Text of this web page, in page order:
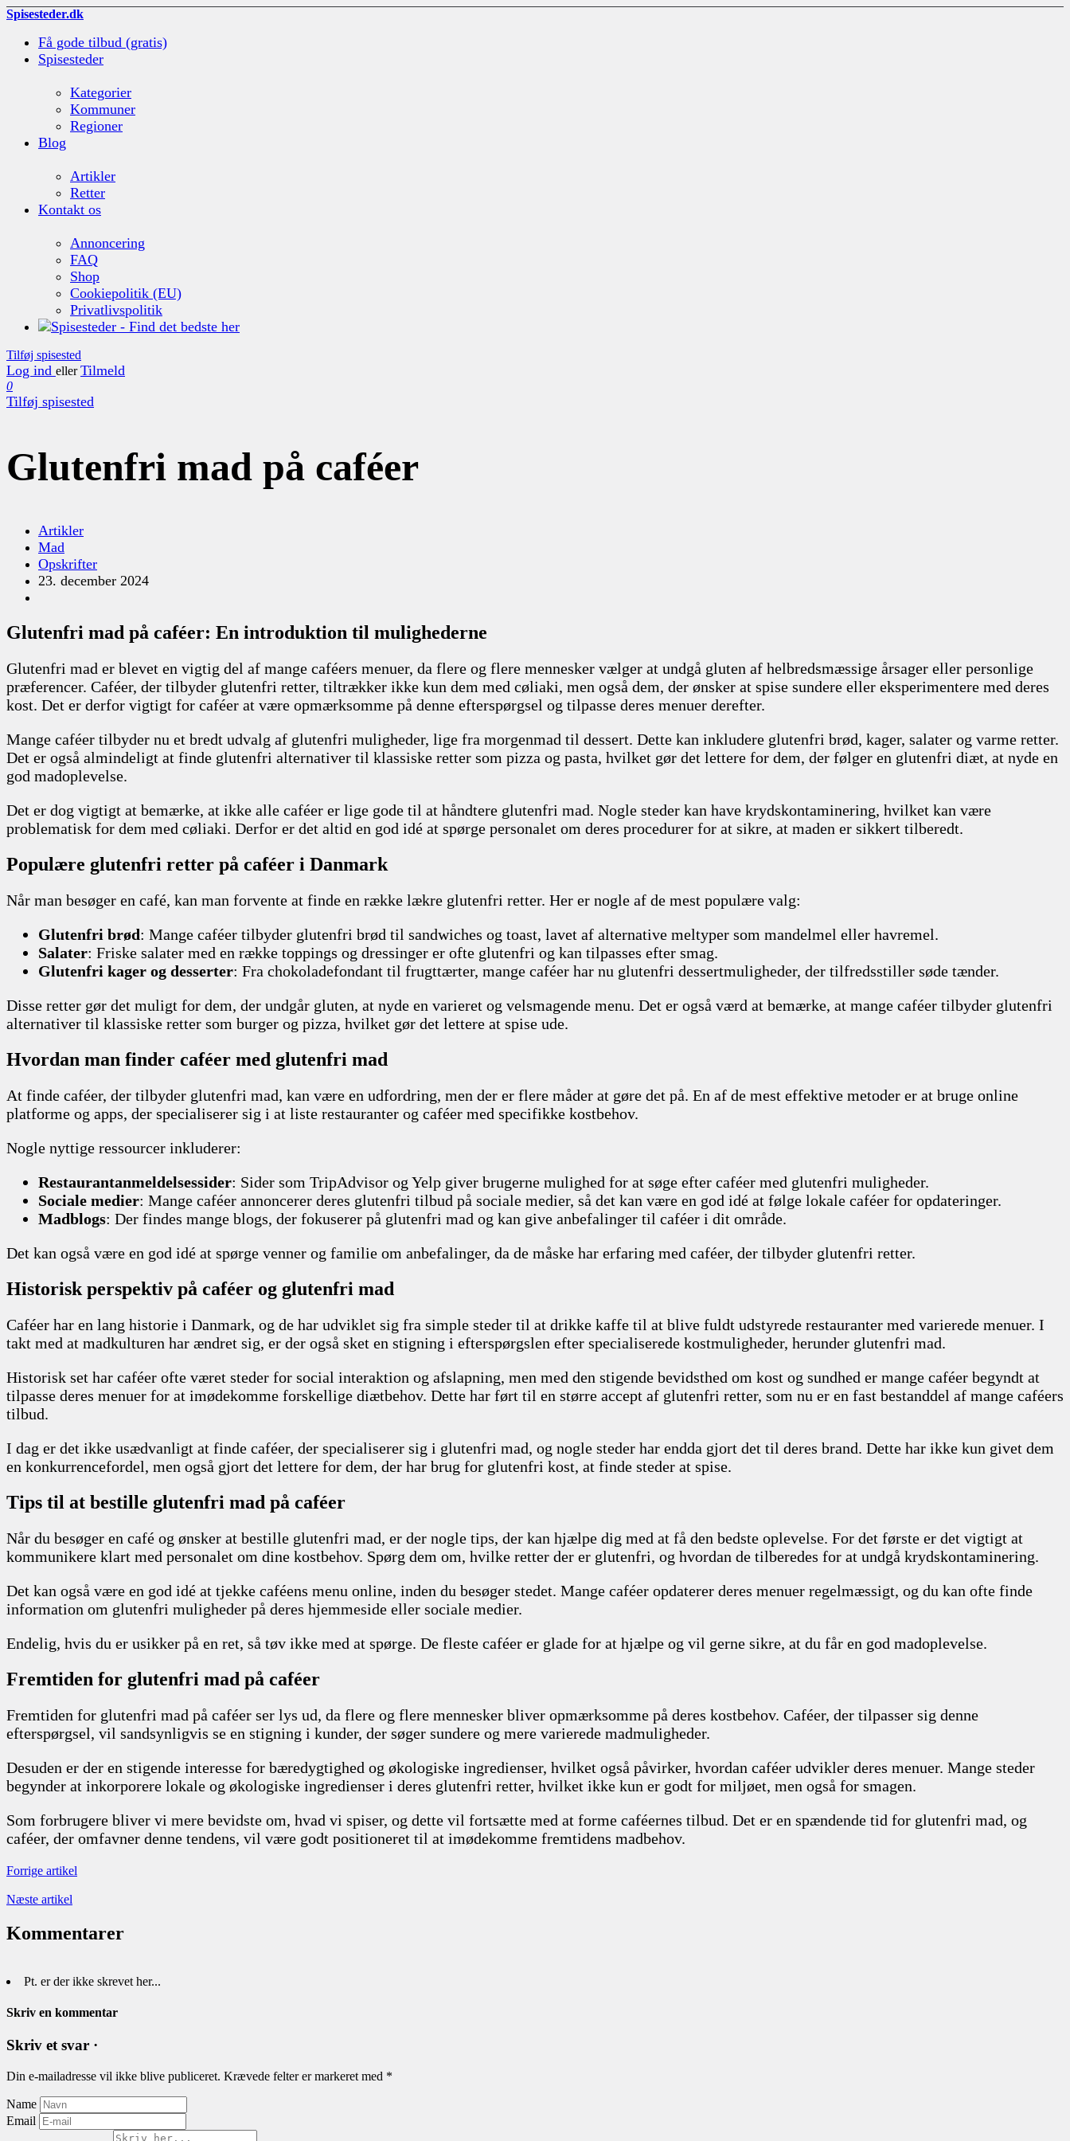
Spisesteder.dk
Få gode tilbud (gratis)
Spisesteder
Kategorier
Kommuner
Regioner
Blog
Artikler
Retter
Kontakt os
Annoncering
FAQ
Shop
Cookiepolitik (EU)
Privatlivspolitik
Tilføj spisested
Log ind eller Tilmeld
0
Tilføj spisested
Glutenfri mad på caféer
Artikler
Mad
Opskrifter
23. december 2024
Glutenfri mad på caféer: En introduktion til mulighederne
Glutenfri mad er blevet en vigtig del af mange caféers menuer, da flere og flere mennesker vælger at undgå gluten af helbredsmæssige årsager eller personlige
præferencer. Caféer, der tilbyder glutenfri retter, tiltrækker ikke kun dem med cøliaki, men også dem, der ønsker at spise sundere eller eksperimentere med deres
kost. Det er derfor vigtigt for caféer at være opmærksomme på denne efterspørgsel og tilpasse deres menuer derefter.
Mange caféer tilbyder nu et bredt udvalg af glutenfri muligheder, lige fra morgenmad til dessert. Dette kan inkludere glutenfri brød, kager, salater og varme retter.
Det er også almindeligt at finde glutenfri alternativer til klassiske retter som pizza og pasta, hvilket gør det lettere for dem, der følger en glutenfri diæt, at nyde en
god madoplevelse.
Det er dog vigtigt at bemærke, at ikke alle caféer er lige gode til at håndtere glutenfri mad. Nogle steder kan have krydskontaminering, hvilket kan være
problematisk for dem med cøliaki. Derfor er det altid en god idé at spørge personalet om deres procedurer for at sikre, at maden er sikkert tilberedt.
Populære glutenfri retter på caféer i Danmark
Når man besøger en café, kan man forvente at finde en række lækre glutenfri retter. Her er nogle af de mest populære valg:
Glutenfri brød: Mange caféer tilbyder glutenfri brød til sandwiches og toast, lavet af alternative meltyper som mandelmel eller havremel.
Salater: Friske salater med en række toppings og dressinger er ofte glutenfri og kan tilpasses efter smag.
Glutenfri kager og desserter: Fra chokoladefondant til frugttærter, mange caféer har nu glutenfri dessertmuligheder, der tilfredsstiller søde tænder.
Disse retter gør det muligt for dem, der undgår gluten, at nyde en varieret og velsmagende menu. Det er også værd at bemærke, at mange caféer tilbyder glutenfri
alternativer til klassiske retter som burger og pizza, hvilket gør det lettere at spise ude.
Hvordan man finder caféer med glutenfri mad
At finde caféer, der tilbyder glutenfri mad, kan være en udfordring, men der er flere måder at gøre det på. En af de mest effektive metoder er at bruge online
platforme og apps, der specialiserer sig i at liste restauranter og caféer med specifikke kostbehov.
Nogle nyttige ressourcer inkluderer:
Restaurantanmeldelsessider: Sider som TripAdvisor og Yelp giver brugerne mulighed for at søge efter caféer med glutenfri muligheder.
Sociale medier: Mange caféer annoncerer deres glutenfri tilbud på sociale medier, så det kan være en god idé at følge lokale caféer for opdateringer.
Madblogs: Der findes mange blogs, der fokuserer på glutenfri mad og kan give anbefalinger til caféer i dit område.
Det kan også være en god idé at spørge venner og familie om anbefalinger, da de måske har erfaring med caféer, der tilbyder glutenfri retter.
Historisk perspektiv på caféer og glutenfri mad
Caféer har en lang historie i Danmark, og de har udviklet sig fra simple steder til at drikke kaffe til at blive fuldt udstyrede restauranter med varierede menuer. I
takt med at madkulturen har ændret sig, er der også sket en stigning i efterspørgslen efter specialiserede kostmuligheder, herunder glutenfri mad.
Historisk set har caféer ofte været steder for social interaktion og afslapning, men med den stigende bevidsthed om kost og sundhed er mange caféer begyndt at
tilpasse deres menuer for at imødekomme forskellige diætbehov. Dette har ført til en større accept af glutenfri retter, som nu er en fast bestanddel af mange caféers
tilbud.
I dag er det ikke usædvanligt at finde caféer, der specialiserer sig i glutenfri mad, og nogle steder har endda gjort det til deres brand. Dette har ikke kun givet dem
en konkurrencefordel, men også gjort det lettere for dem, der har brug for glutenfri kost, at finde steder at spise.
Tips til at bestille glutenfri mad på caféer
Når du besøger en café og ønsker at bestille glutenfri mad, er der nogle tips, der kan hjælpe dig med at få den bedste oplevelse. For det første er det vigtigt at
kommunikere klart med personalet om dine kostbehov. Spørg dem om, hvilke retter der er glutenfri, og hvordan de tilberedes for at undgå krydskontaminering.
Det kan også være en god idé at tjekke caféens menu online, inden du besøger stedet. Mange caféer opdaterer deres menuer regelmæssigt, og du kan ofte finde
information om glutenfri muligheder på deres hjemmeside eller sociale medier.
Endelig, hvis du er usikker på en ret, så tøv ikke med at spørge. De fleste caféer er glade for at hjælpe og vil gerne sikre, at du får en god madoplevelse.
Fremtiden for glutenfri mad på caféer
Fremtiden for glutenfri mad på caféer ser lys ud, da flere og flere mennesker bliver opmærksomme på deres kostbehov. Caféer, der tilpasser sig denne
efterspørgsel, vil sandsynligvis se en stigning i kunder, der søger sundere og mere varierede madmuligheder.
Desuden er der en stigende interesse for bæredygtighed og økologiske ingredienser, hvilket også påvirker, hvordan caféer udvikler deres menuer. Mange steder
begynder at inkorporere lokale og økologiske ingredienser i deres glutenfri retter, hvilket ikke kun er godt for miljøet, men også for smagen.
Som forbrugere bliver vi mere bevidste om, hvad vi spiser, og dette vil fortsætte med at forme caféernes tilbud. Det er en spændende tid for glutenfri mad, og
caféer, der omfavner denne tendens, vil være godt positioneret til at imødekomme fremtidens madbehov.
Forrige artikel
Næste artikel
Kommentarer
Pt. er der ikke skrevet her...
Skriv en kommentar
Skriv et svar ·
Din e-mailadresse vil ikke blive publiceret. Krævede felter er markeret med *
Name
Email